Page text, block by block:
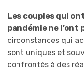
Les couples qui
pandémie ne l’ont
circonstances qui
sont uniques et
confrontés à des